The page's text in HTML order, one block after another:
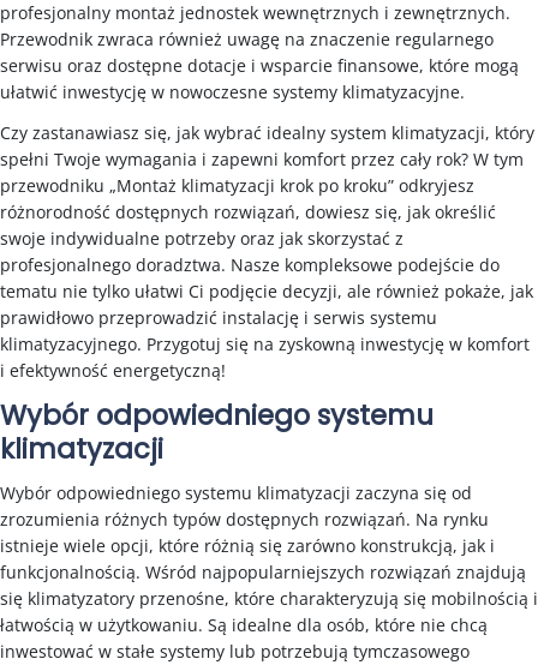
profesjonalny montaż jednostek wewnętrznych i zewnętrznych.
Przewodnik zwraca również uwagę na znaczenie regularnego
serwisu oraz dostępne dotacje i wsparcie finansowe, które mogą
ułatwić inwestycję w nowoczesne systemy klimatyzacyjne.
Czy zastanawiasz się, jak wybrać idealny system klimatyzacji, który
spełni Twoje wymagania i zapewni komfort przez cały rok? W tym
przewodniku „Montaż klimatyzacji krok po kroku” odkryjesz
różnorodność dostępnych rozwiązań, dowiesz się, jak określić
swoje indywidualne potrzeby oraz jak skorzystać z
profesjonalnego doradztwa. Nasze kompleksowe podejście do
tematu nie tylko ułatwi Ci podjęcie decyzji, ale również pokaże, jak
prawidłowo przeprowadzić instalację i serwis systemu
klimatyzacyjnego. Przygotuj się na zyskowną inwestycję w komfort
i efektywność energetyczną!
Wybór odpowiedniego systemu
klimatyzacji
Wybór odpowiedniego systemu klimatyzacji zaczyna się od
zrozumienia różnych typów dostępnych rozwiązań. Na rynku
istnieje wiele opcji, które różnią się zarówno konstrukcją, jak i
funkcjonalnością. Wśród najpopularniejszych rozwiązań znajdują
się klimatyzatory przenośne, które charakteryzują się mobilnością i
łatwością w użytkowaniu. Są idealne dla osób, które nie chcą
inwestować w stałe systemy lub potrzebują tymczasowego